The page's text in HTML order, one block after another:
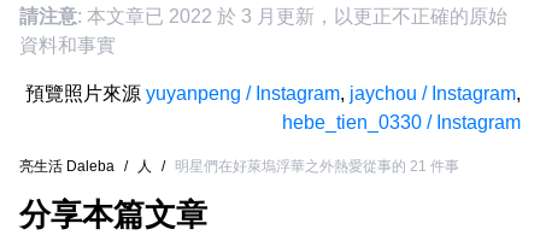
請注意: 本文章已 2022 於 3 月更新，以更正不正確的原始
資料和事實
預覽照片來源 yuyanpeng / Instagram, jaychou / Instagram,
hebe_tien_0330 / Instagram
亮生活 Daleba / 人 / 明星們在好萊塢浮華之外熱愛從事的 21 件事
分享本篇文章